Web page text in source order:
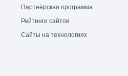
Партнёрская программа
Рейтинги сайтов
Сайты на технологиях